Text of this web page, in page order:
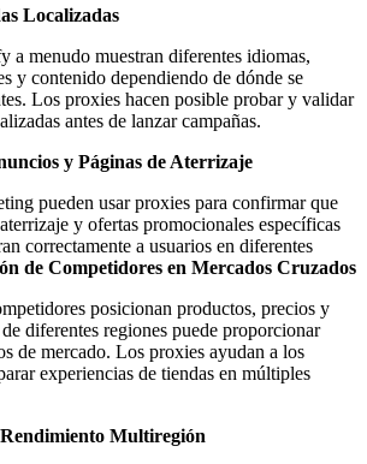
Localizadas
a menudo muestran diferentes idiomas,
y contenido dependiendo de dónde se
Los proxies hacen posible probar y validar
antes de lanzar campañas.
y Páginas de Aterrizaje
pueden usar proxies para confirmar que
y ofertas promocionales específicas
correctamente a usuarios en diferentes
de Competidores en Mercados Cruzados
posicionan productos, precios y
diferentes regiones puede proporcionar
de mercado. Los proxies ayudan a los
experiencias de tiendas en múltiples
Multiregión